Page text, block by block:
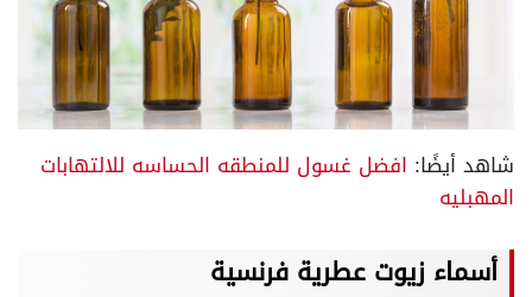
شاهد أيضًا: افضل غسول للمنطقه الحساسه للالتهابات
المهبليه
أسماء زيوت عطرية فرنسية